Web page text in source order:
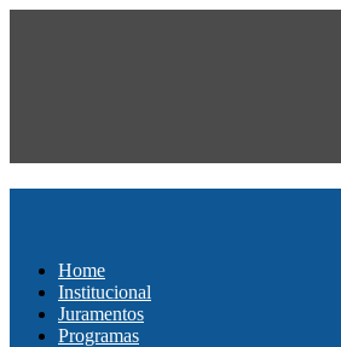
Home
Institucional
Juramentos
Programas